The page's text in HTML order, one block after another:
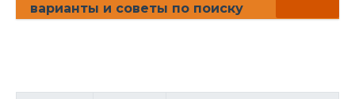
варианты и советы по поиску